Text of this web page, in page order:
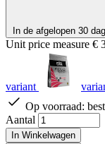
In de afgelopen 30
Unit price measure €
variant
Op voorraad:
Aantal
In Winkelwagen